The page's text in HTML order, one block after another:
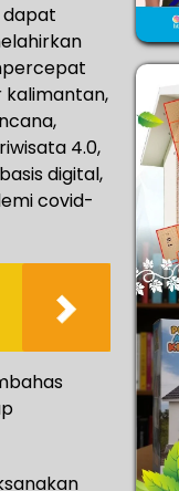
dapat
4.0,
digital,
covid-